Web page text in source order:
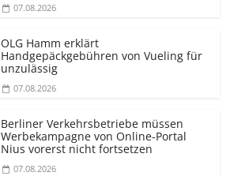
07.08.2026
OLG Hamm erklärt
Handgepäckgebühren von Vueling für
unzulässig
07.08.2026
Berliner Verkehrsbetriebe müssen
Werbekampagne von Online-Portal
Nius vorerst nicht fortsetzen
07.08.2026